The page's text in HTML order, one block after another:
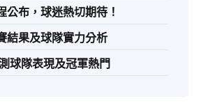
公布，球迷熱切期待！
結果及球隊實力分析
球隊表現及冠軍熱門